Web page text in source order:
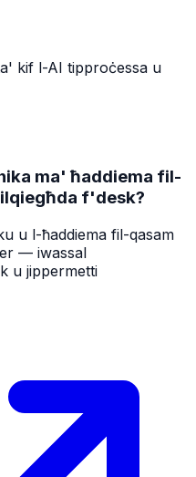
kif l-AI tipproċessa u
ma' ħaddiema fil-
f'desk?
u l-ħaddiema fil-qasam
— iwassal
u jippermetti